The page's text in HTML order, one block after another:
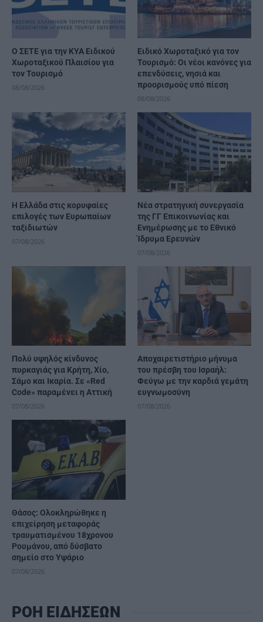
Ο ΣΕΤΕ για την ΚΥΑ Ειδικού
Χωροταξικού Πλαισίου για
τον Τουρισμό
08/08/2026
Ειδικό Χωροταξικό για τον
Τουρισμό: Οι νέοι κανόνες για
επενδύσεις, νησιά και
προορισμούς υπό πίεση
08/08/2026
Η Ελλάδα στις κορυφαίες
επιλογές των Ευρωπαίων
ταξιδιωτών
07/08/2026
Νέα στρατηγική συνεργασία
της ΓΓ Επικοινωνίας και
Ενημέρωσης με το Εθνικό
Ίδρυμα Ερευνών
07/08/2026
Πολύ υψηλός κίνδυνος
πυρκαγιάς για Κρήτη, Χίο,
Σάμο και Ικαρία. Σε «Red
Code» παραμένει η Αττική
07/08/2026
Αποχαιρετιστήριο μήνυμα
του πρέσβη του Ισραήλ:
Φεύγω με την καρδιά γεμάτη
ευγνωμοσύνη
07/08/2026
Θάσος: Ολοκληρώθηκε η
επιχείρηση μεταφοράς
τραυματισμένου 18χρονου
Ρουμάνου, από δύσβατο
σημείο στο Υψάριο
07/08/2026
ΡΟΗ ΕΙΔΗΣΕΩΝ